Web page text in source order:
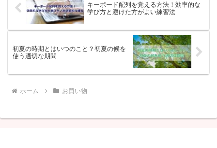
キーボード配列を覚える方法！効率的な
学び方と避けた方がよい練習法
初夏の時期とはいつのこと？初夏の候を
使う適切な期間
ホーム お買い物